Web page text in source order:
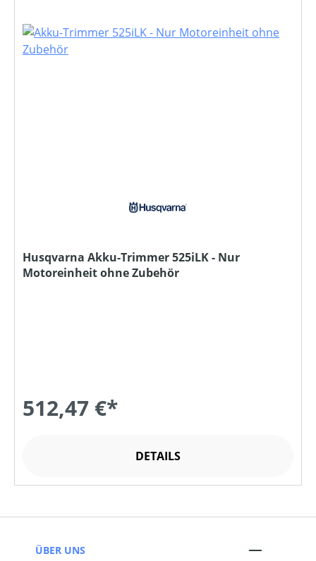
Husqvarna Akku-Trimmer 525iLK - Nur
Motoreinheit ohne Zubehör
512,47 €*
DETAILS
ÜBER UNS